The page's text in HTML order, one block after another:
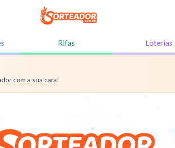
Rifas Loterias
com a sua cara!